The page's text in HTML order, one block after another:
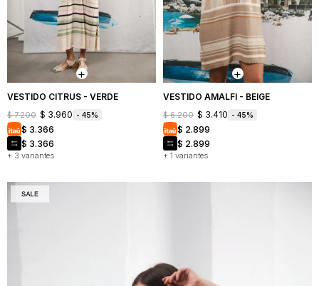
VESTIDO CITRUS - VERDE
+ 3 variantes
$ 7.200 $ 3.960 45
$ 3.366
$ 3.366
VESTIDO AMALFI - BEIGE
+ 1 variantes
$ 6.200 $ 3.410 45
$ 2.899
$ 2.899